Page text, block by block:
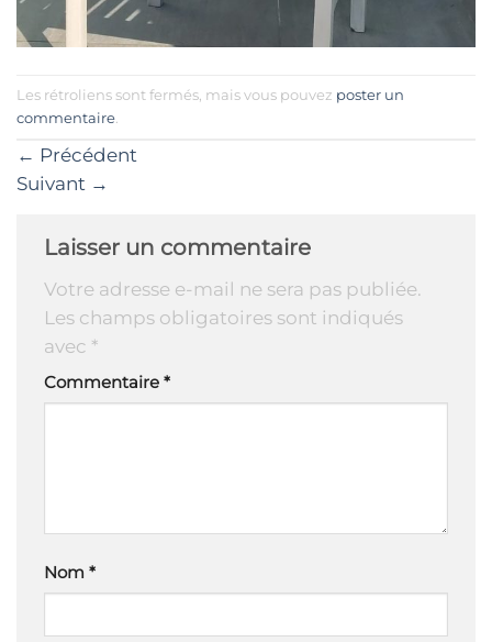
Les rétroliens sont fermés, mais vous pouvez poster un
commentaire
← Précédent
Suivant →
Laisser un commentaire
Votre adresse e-mail ne sera pas publiée.
Les champs obligatoires sont indiqués
avec *
Commentaire *
Nom *